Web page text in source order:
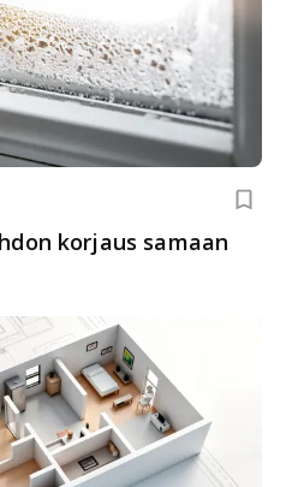
korjaus samaan